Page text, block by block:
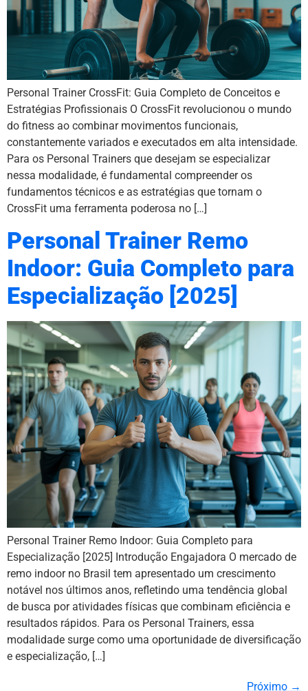
Personal Trainer CrossFit: Guia Completo de Conceitos e
Estratégias Profissionais O CrossFit revolucionou o mundo
do fitness ao combinar movimentos funcionais,
constantemente variados e executados em alta intensidade.
Para os Personal Trainers que desejam se especializar
nessa modalidade, é fundamental compreender os
fundamentos técnicos e as estratégias que tornam o
CrossFit uma ferramenta poderosa no […]
Personal Trainer Remo
Indoor: Guia Completo para
Especialização [2025]
Personal Trainer Remo Indoor: Guia Completo para
Especialização [2025] Introdução Engajadora O mercado de
remo indoor no Brasil tem apresentado um crescimento
notável nos últimos anos, refletindo uma tendência global
de busca por atividades físicas que combinam eficiência e
resultados rápidos. Para os Personal Trainers, essa
modalidade surge como uma oportunidade de diversificação
e especialização, […]
Próximo →